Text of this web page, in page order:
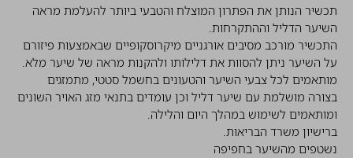
תכשיר הנותן את הפתרון המוצלח והטבעי ביותר להעלמת מראה
השיער הדליל וההתקרחות.
התכשיר מורכב מסיבים אורגניים מיקרוסקופיים שבאמצעות פיזורם
על השיער ניתן להסוות את דלילותו ולהקנות מראה של שיער מלא.
מותאמים לכל צבעי השיער והטעונים בחשמל סטטי, מתמזגים
בצורה מושלמת עם שיער דליל וכן עומדים בתנאי מזג האויר השונים
ומותאמים לשימוש במהלך היום והלילה.
ברישיון משרד הבריאות.
נשטפים מהשיער בחפיפה